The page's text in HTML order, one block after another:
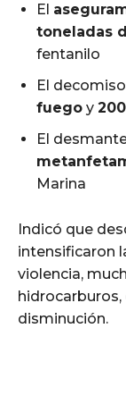
El
toneladas
fentanilo
El
fuego y
El
Marina
Indicó que
intensificaron
violencia,
disminución.